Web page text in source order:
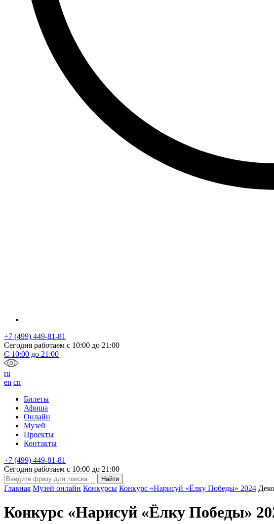
+7 (499) 449-81-81
Сегодня работаем с 10:00 до 21:00
С 10:00 до 21:00
ru
en cn
Билеты
Афиша
Онлайн
Музей
Проекты
Контакты
+7 (499) 449-81-81
Сегодня работаем с 10:00 до 21:00
Главная Музей онлайн Конкурсы Конкурс «Нарисуй «Ёлку Победы» 2024
Конкурс «Нарисуй «Ёлку Победы»